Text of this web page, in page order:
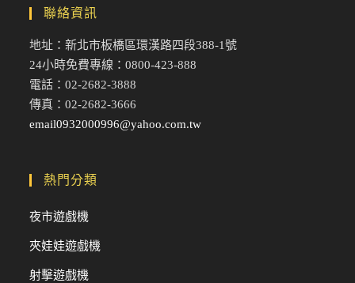
聯絡資訊
地址：新北市板橋區環漢路四段388-1號
24小時免費專線：0800-423-888
電話：02-2682-3888
傳真：02-2682-3666
email0932000996@yahoo.com.tw
熱門分類
夜市遊戲機
夾娃娃遊戲機
射擊遊戲機